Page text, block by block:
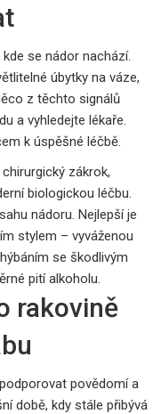
se nádor nachází.
úbytky na váze,
z těchto signálů
a vyhledejte lékaře.
k úspěšné léčbě.
zákrok,
biologickou léčbu.
nádoru. Nejlepší je
stylem – vyváženou
se škodlivým
pití alkoholu.
rakovině
povědomí a
době, kdy stále přibývá